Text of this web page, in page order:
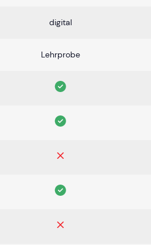
digital
Lehrprobe